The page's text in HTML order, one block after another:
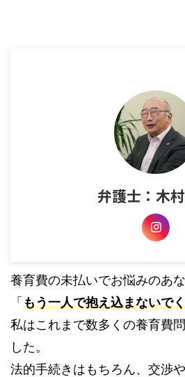
弁護士：木
養育費の未払いでお悩みの
「もう一人で抱え込まないで
私はこれまで数多くの養育費
した。
法的手続きはもちろん、交渉